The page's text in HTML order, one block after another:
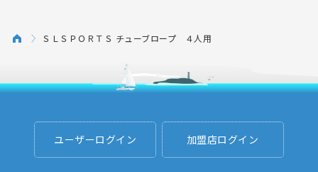
ＳＬＳＰＯＲＴＳ チューブロープ ４人用
ユーザーログイン 加盟店ログイン